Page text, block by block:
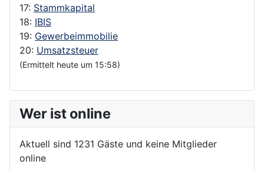
17: Stammkapital
18: IBIS
19: Gewerbeimmobilie
20: Umsatzsteuer
(Ermittelt heute um 15:58)
Wer ist online
Aktuell sind 1231 Gäste und keine Mitglieder
online